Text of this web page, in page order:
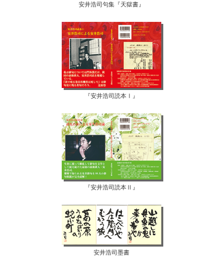
安井浩司句集『天獄書』
『安井浩司読本Ⅰ』
『安井浩司読本Ⅱ』
安井浩司墨書